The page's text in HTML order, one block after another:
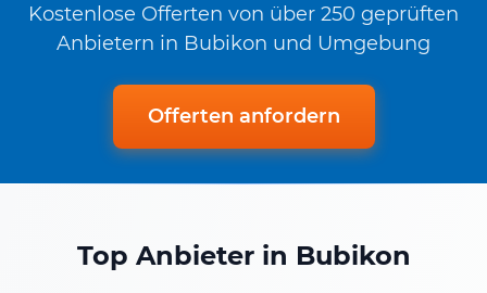
Kostenlose Offerten von über 250 geprüften
Anbietern in Bubikon und Umgebung
Offerten anfordern
Top Anbieter in Bubikon